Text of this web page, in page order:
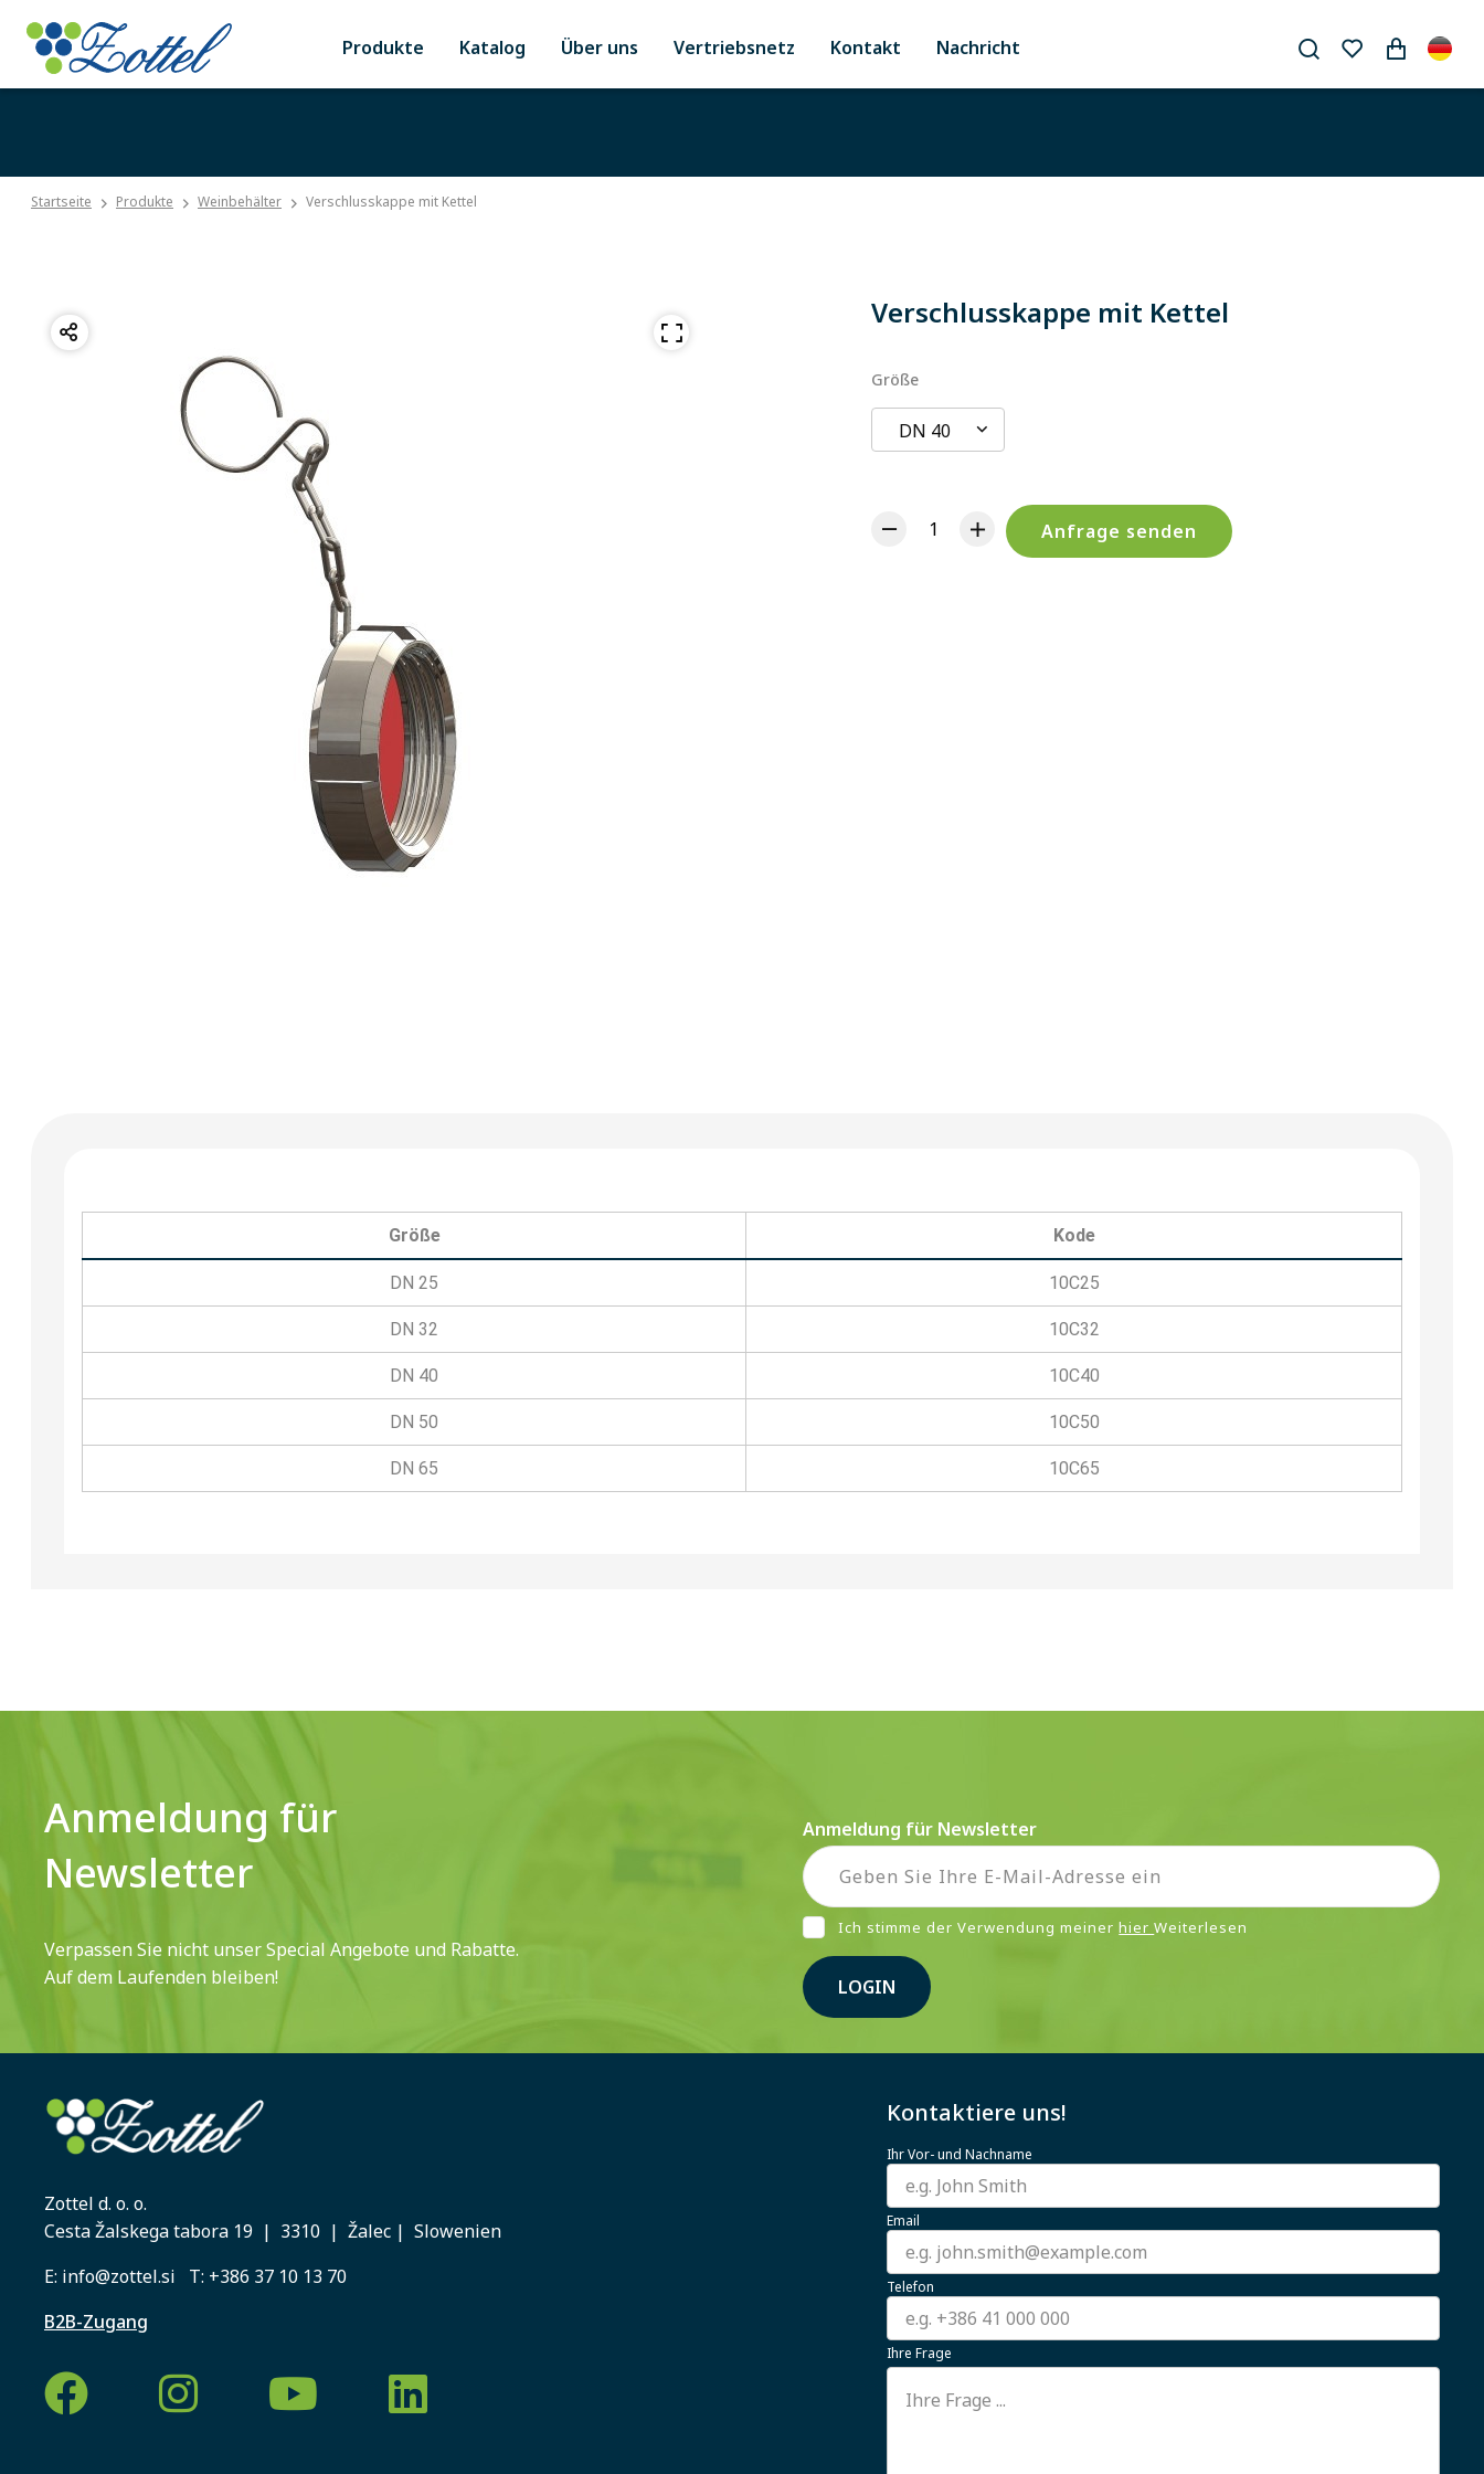
Produkte Katalog Über uns Vertriebsnetz Kontakt Nachricht
Startseite Produkte Weinbehälter Verschlusskappe mit Kettel
Verschlusskappe mit Kettel
Größe
DN 40
Anfrage senden
Größe Kode
DN 25 10C25
DN 32 10C32
DN 40 10C40
DN 50 10C50
DN 65 10C65
Anmeldung für
Newsletter
Verpassen Sie nicht unser Special Angebote und Rabatte.
Auf dem Laufenden bleiben!
Anmeldung für Newsletter
Ich stimme der Verwendung meinerhierWeiterlesen
LOGIN
Zottel d. o. o.
Cesta Žalskega tabora 19 | 3310 | Žalec | Slowenien
E: info@zottel.si T: +386 37 10 13 70
B2B-Zugang
Kontaktiere uns!
Ihr Vor- und Nachname
Email
Telefon
Ihre Frage